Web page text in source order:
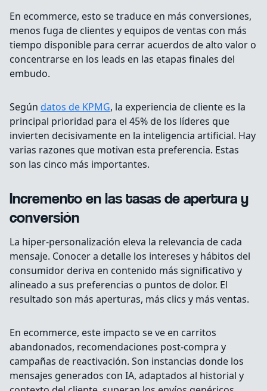
En ecommerce, esto se traduce en más conversiones,
menos fuga de clientes y equipos de ventas con más
tiempo disponible para cerrar acuerdos de alto valor o
concentrarse en los leads en las etapas finales del
embudo.
Según datos de KPMG, la experiencia de cliente es la
principal prioridad para el 45% de los líderes que
invierten decisivamente en la inteligencia artificial. Hay
varias razones que motivan esta preferencia. Estas
son las cinco más importantes.
Incremento en las tasas de apertura y
conversión
La hiper-personalización eleva la relevancia de cada
mensaje. Conocer a detalle los intereses y hábitos del
consumidor deriva en contenido más significativo y
alineado a sus preferencias o puntos de dolor. El
resultado son más aperturas, más clics y más ventas.
En ecommerce, este impacto se ve en carritos
abandonados, recomendaciones post-compra y
campañas de reactivación. Son instancias donde los
mensajes generados con IA, adaptados al historial y